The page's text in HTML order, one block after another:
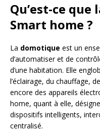
Qu’est-ce
Smart home ?
La domotique est un
d’automatiser et de
d’une habitation. Elle
l’éclairage, du chauffage,
encore des appareils
home, quant à elle,
dispositifs intelligents,
centralisé.